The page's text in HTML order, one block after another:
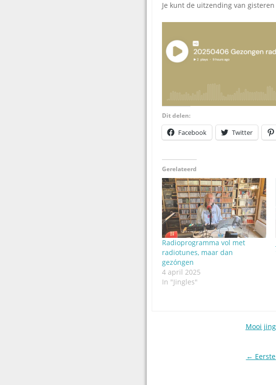
Je kunt de uitzending van gisteren
Dit delen:
Facebook Twitter
Gerelateerd
Radioprogramma vol met
radiotunes, maar dan
gezóngen
4 april 2025
In "Jingles"
Mooi
←